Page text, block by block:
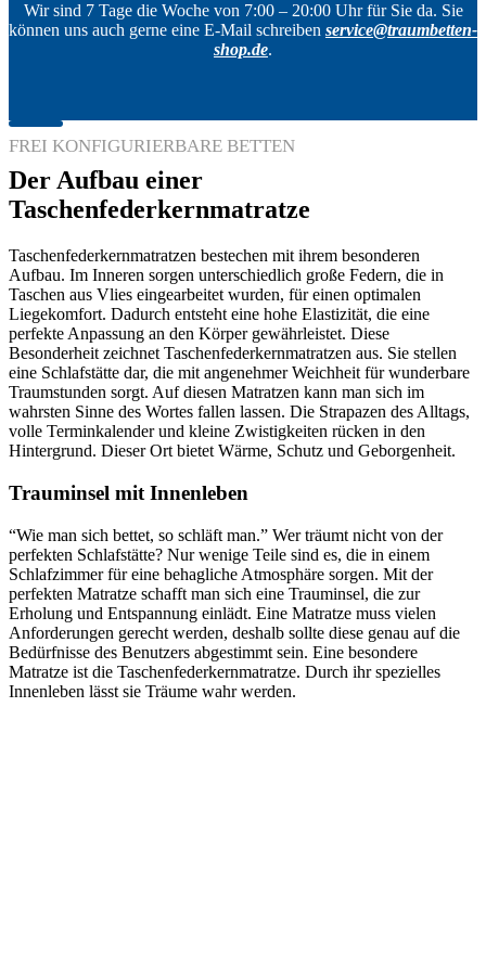
Wir sind 7 Tage die Woche von 7:00 – 20:00 Uhr für Sie da. Sie
können uns auch gerne eine E-Mail schreiben service@traumbetten-
shop.de.
FREI KONFIGURIERBARE BETTEN
Der Aufbau einer
Taschenfederkernmatratze
Taschenfederkernmatratzen bestechen mit ihrem besonderen
Aufbau. Im Inneren sorgen unterschiedlich große Federn, die in
Taschen aus Vlies eingearbeitet wurden, für einen optimalen
Liegekomfort. Dadurch entsteht eine hohe Elastizität, die eine
perfekte Anpassung an den Körper gewährleistet. Diese
Besonderheit zeichnet Taschenfederkernmatratzen aus. Sie stellen
eine Schlafstätte dar, die mit angenehmer Weichheit für wunderbare
Traumstunden sorgt. Auf diesen Matratzen kann man sich im
wahrsten Sinne des Wortes fallen lassen. Die Strapazen des Alltags,
volle Terminkalender und kleine Zwistigkeiten rücken in den
Hintergrund. Dieser Ort bietet Wärme, Schutz und Geborgenheit.
Trauminsel mit Innenleben
“Wie man sich bettet, so schläft man.” Wer träumt nicht von der
perfekten Schlafstätte? Nur wenige Teile sind es, die in einem
Schlafzimmer für eine behagliche Atmosphäre sorgen. Mit der
perfekten Matratze schafft man sich eine Trauminsel, die zur
Erholung und Entspannung einlädt. Eine Matratze muss vielen
Anforderungen gerecht werden, deshalb sollte diese genau auf die
Bedürfnisse des Benutzers abgestimmt sein. Eine besondere
Matratze ist die Taschenfederkernmatratze. Durch ihr spezielles
Innenleben lässt sie Träume wahr werden.